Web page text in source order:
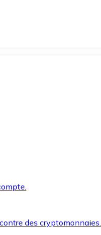
des cryptomonnaies.